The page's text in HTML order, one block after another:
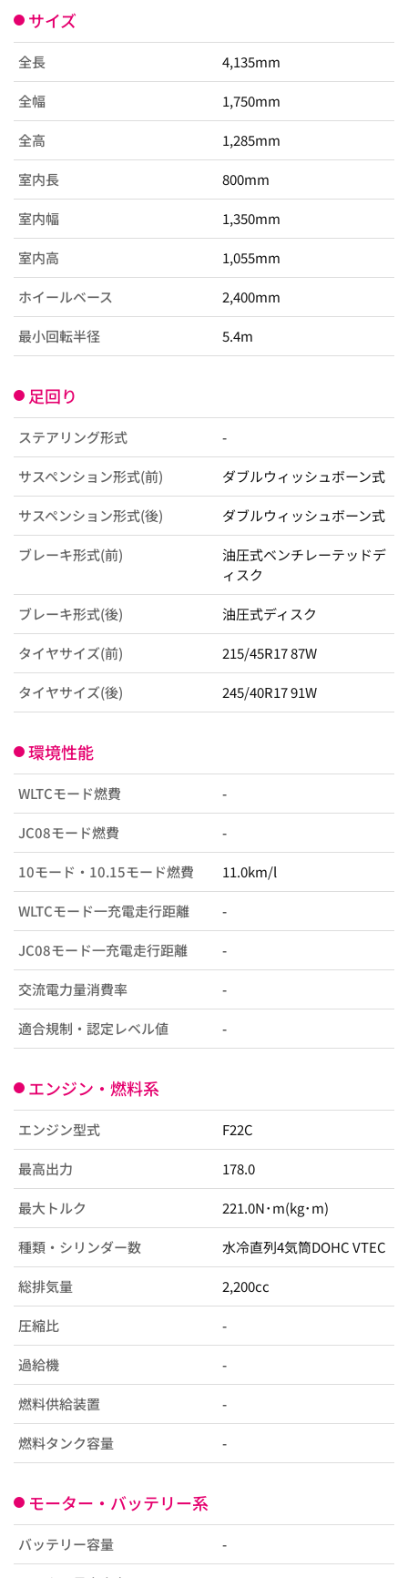
サイズ
全長 4,135mm
全幅 1,750mm
全高 1,285mm
室内長 800mm
室内幅 1,350mm
室内高 1,055mm
ホイールベース 2,400mm
最小回転半径 5.4m
足回り
ステアリング形式 -
サスペンション形式(前) ダブルウィッシュボーン式
サスペンション形式(後) ダブルウィッシュボーン式
ブレーキ形式(前)
油圧式ベンチレーテッドデ
ィスク
ブレーキ形式(後) 油圧式ディスク
タイヤサイズ(前) 215/45R17 87W
タイヤサイズ(後) 245/40R17 91W
環境性能
WLTCモード燃費 -
JC08モード燃費 -
10モード・10.15モード燃費 11.0km/l
WLTCモード一充電走行距離 -
JC08モード一充電走行距離 -
交流電力量消費率 -
適合規制・認定レベル値 -
エンジン・燃料系
エンジン型式 F22C
最高出力 178.0
最大トルク 221.0N･m(kg･m)
種類・シリンダー数 水冷直列4気筒DOHC VTEC
総排気量 2,200cc
圧縮比 -
過給機 -
燃料供給装置 -
燃料タンク容量 -
モーター・バッテリー系
バッテリー容量 -